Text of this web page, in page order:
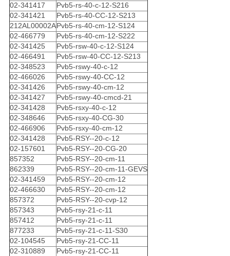
02-341417
Pvb5-rs-40-c-12-S216
02-341421
Pvb5-rs-40-CC-12-S213
212AL00002APvb5-rs-40-cm-12-S124
02-466779
Pvb5-rs-40-cm-12-S222
02-341425
Pvb5-rsw-40-c-12-S124
02-466491
Pvb5-rsw-40-CC-12-S213
02-348523
Pvb5-rswy-40-c-12
02-466026
Pvb5-rswy-40-CC-12
02-341426
Pvb5-rswy-40-cm-12
02-341427
Pvb5-rswy-40-cmcd-21
02-341428
Pvb5-rsxy-40-c-12
02-348646
Pvb5-rsxy-40-CG-30
02-466906
Pvb5-rsxy-40-cm-12
02-341428
Pvb5-RSY--20-c-12
02-157601
Pvb5-RSY--20-CG-20
857352
Pvb5-RSY--20-cm-11
862339
Pvb5-RSY--20-cm-11-GEVS
02-341459
Pvb5-RSY--20-cm-12
02-466630
Pvb5-RSY--20-cm-12
857372
Pvb5-RSY--20-cvp-12
857343
Pvb5-rsy-21-c-11
857412
Pvb5-rsy-21-c-11
877233
Pvb5-rsy-21-c-11-S30
02-104545
Pvb5-rsy-21-CC-11
02-310889
Pvb5-rsy-21-CC-11